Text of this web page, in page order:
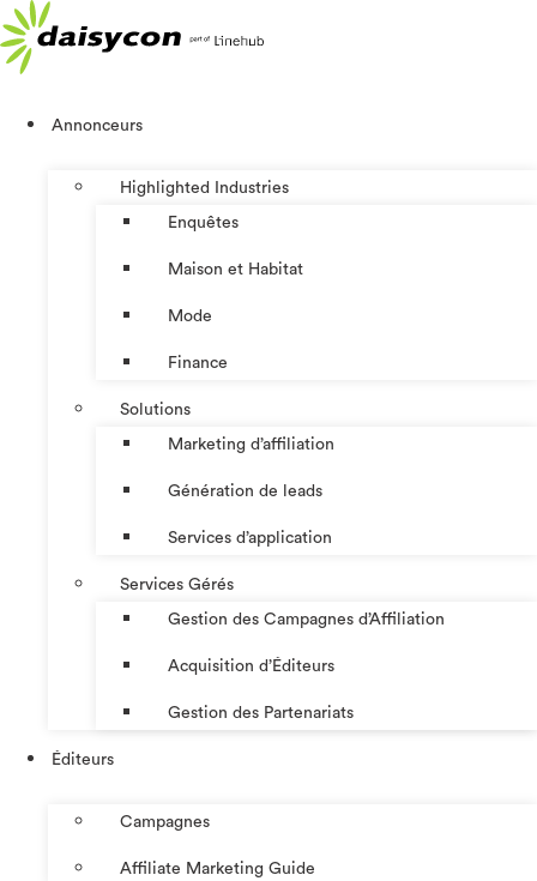
Aller
au
contenu
Annonceurs
Highlighted Industries
Enquêtes
Maison et Habitat
Mode
Finance
Solutions
Marketing d’affiliation
Génération de leads
Services d’application
Services Gérés
Gestion des Campagnes d’Affiliation​
Acquisition d’Éditeurs
Gestion des Partenariats
Éditeurs
Campagnes
Affiliate Marketing Guide